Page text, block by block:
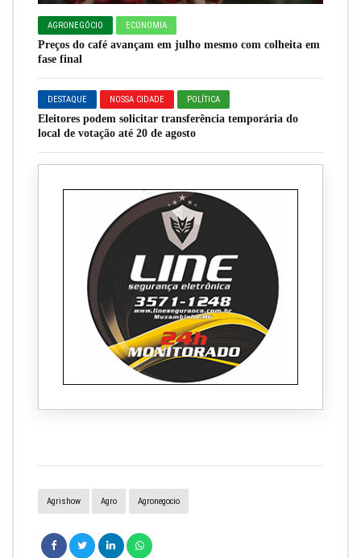
AGRONEGÓCIO ECONOMIA
Preços do café avançam em julho mesmo com colheita em
fase final
DESTAQUE NOSSA CIDADE POLÍTICA
Eleitores podem solicitar transferência temporária do
local de votação até 20 de agosto
Agrishow Agro Agronegocio